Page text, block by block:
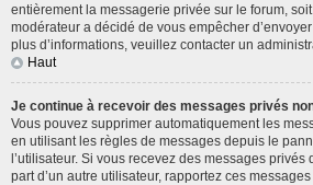
entièrement la messagerie privée sur le forum,
modérateur a décidé de vous empêcher
plus d’informations, veuillez contacter un
Haut
Je continue à recevoir des messages privés
Vous pouvez supprimer automatiquement les
en utilisant les règles de messages depuis le
l’utilisateur. Si vous recevez des messages
part d’un autre utilisateur, rapportez ces